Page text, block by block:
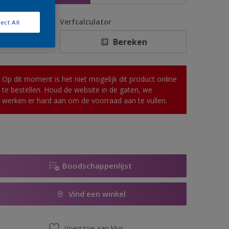
Verfcalculator
Bereken
Op dit moment is het niet mogelijk dit product online
te bestellen. Houd de website in de gaten, we
werken er hard aan om de voorraad aan te vullen.
Boodschappenlijst
Vind een winkel
All